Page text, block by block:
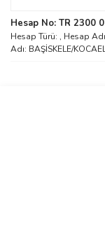
Hesap No: TR 2300
Hesap Türü: , Hesap
Adı: BAŞİSKELE/